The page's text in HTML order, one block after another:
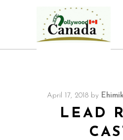
April 17, 2018 by
LEAD